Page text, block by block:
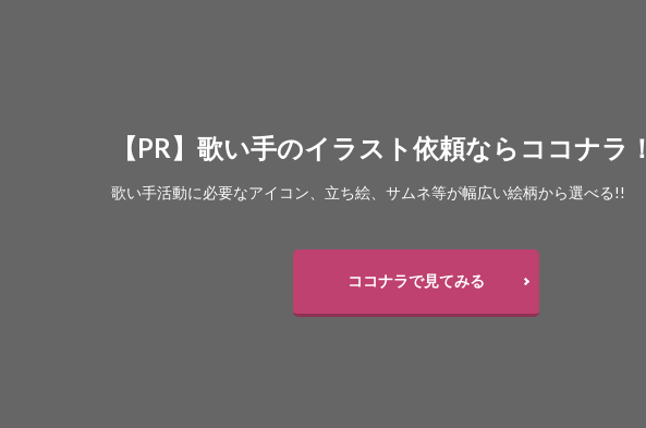
【PR】歌い手のイラスト依頼ならココナラ！
歌い手活動に必要なアイコン、立ち絵、サムネ等が幅広い絵柄から選べる!!
ココナラで見てみる